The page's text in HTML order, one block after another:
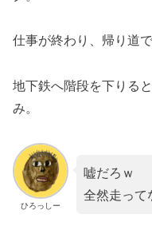
仕事が終わり、帰り道
地下鉄へ階段を下りる
み。
ひろっしー
嘘だろｗ
全然走って